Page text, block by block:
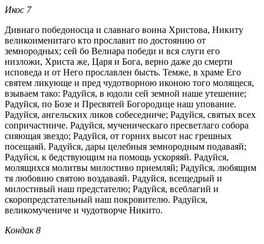
Икос 7
Дивнаго победоносца и славнаго воина Христова, Никиту
великоименитаго кто прославит по достоянию от
земнородных; сей бо Велиара победи и вся слуги его
низложи, Христа же, Царя и Бога, верно даже до смерти
исповеда и от Него прославлен бысть. Темже, в храме Его
святем ликующе и пред чудотворною иконою того молящеся,
взываем тако: Радуйся, в юдоли сей земной наше утешение;
Радуйся, по Бозе и Пресвятей Богородице наш упование.
Радуйся, ангельских ликов собеседниче; Радуйся, святых всех
сопричастниче. Радуйся, мученическаго пресветлаго собора
сияющая звездо; Радуйся, от горних высот нас грешных
посещаяй. Радуйся, дары целебныя земнородным подаваяй;
Радуйся, к бедствующим на помощь ускоряяй. Радуйся,
молящихся молитвы милостиво приемляй; Радуйся, любящим
тя любовию святою воздаваяй. Радуйся, всещедрый и
милостивый наш предстателю; Радуйся, всеблагий и
скоропредстательный наш покровителю. Радуйся,
великомучениче и чудотворче Никито.
Кондак 8